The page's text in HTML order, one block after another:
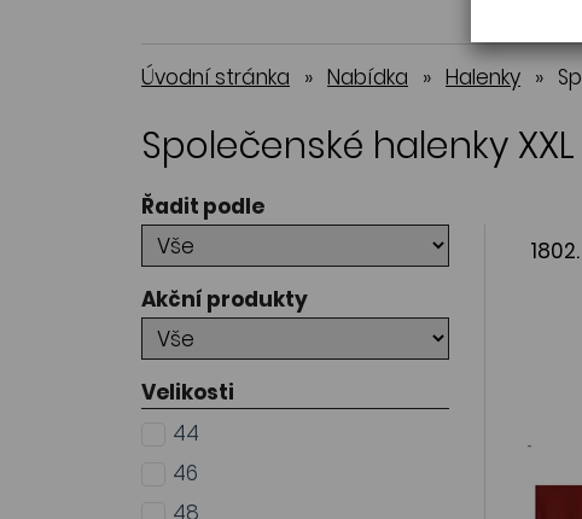
Úvodní stránka » Nabídka » Halenky »
Společenské halenky XXL
Řadit podle
Akční produkty
Velikosti
44
46
48